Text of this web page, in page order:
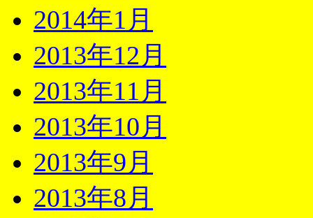
2014年1月
2013年12月
2013年11月
2013年10月
2013年9月
2013年8月